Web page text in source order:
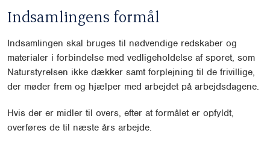
Indsamlingens formål
Indsamlingen skal bruges til nødvendige redskaber og
materialer i forbindelse med vedligeholdelse af sporet, som
Naturstyrelsen ikke dækker samt forplejning til de frivillige,
der møder frem og hjælper med arbejdet på arbejdsdagene.
Hvis der er midler til overs, efter at formålet er opfyldt,
overføres de til næste års arbejde.